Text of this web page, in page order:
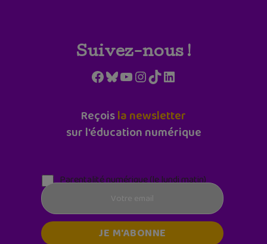
Suivez-nous !
Facebook
Bluesky
YouTube
Instagram
TikTokLinkedIn
Reçoisla newsletter
sur l'éducation numérique
Parentalité numérique (le lundi matin)